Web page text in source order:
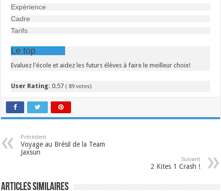
Expérience
Cadre
Tarifs
Le top
Evaluez l'école et aidez les futurs élèves à faire le meilleur choix!
User Rating:0.57 ( 89 votes)
Précédent
Voyage au Brésil de la Team
Jaxsun
Suivant
2 Kites 1 Crash !
Articles similaires